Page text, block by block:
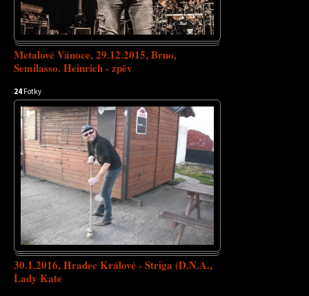
Metalové Vánoce, 29.12.2015, Brno,
Semilasso. Heinrich - zpěv
24 Fotky
30.1.2016, Hradec Králové - Striga (D.N.A.,
Lady Kate